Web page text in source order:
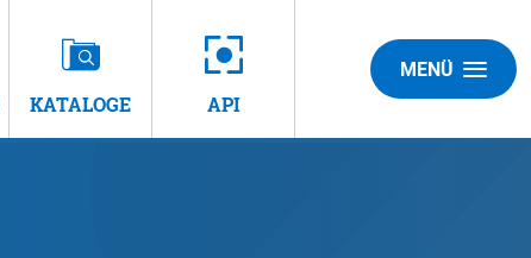
KATALOGE API
MENÜ